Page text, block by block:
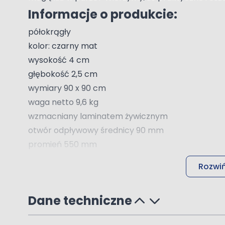
Informacje o produkcie:
półokrągły
kolor: czarny mat
wysokość 4 cm
głębokość 2,5 cm
wymiary 90 x 90 cm
waga netto 9,6 kg
wzmacniany laminatem żywicznym
otwór odpływowy średnicy 90 mm
promień 550 mm
Przemyślane rozwiązania
Brodzik w połączeniu z kabiną prysznicową
podkreślając charakter łazienki.
Dane techniczne